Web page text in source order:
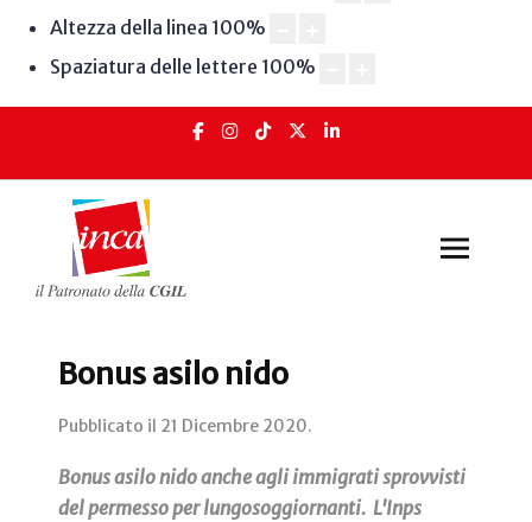
Altezza della linea 100%
Spaziatura delle lettere 100%
Bonus asilo nido
Pubblicato il 21 Dicembre 2020.
Bonus asilo nido anche agli immigrati sprovvisti
del permesso per lungosoggiornanti. L'Inps